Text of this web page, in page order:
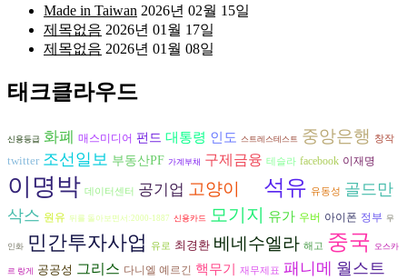
Made in Taiwan 2026년 02월 15일
제목없음 2026년 01월 17일
제목없음 2026년 01월 08일
태크클라우드
신용등급 화폐 매스미디어 펀드 대통령 인도 스트레스테스트 중앙은행 창작
twitter 조선일보 부동산PF 가계부채 구제금융 테슬라 facebook 이재명
이명박 데이터센터 공기업 고양이 석유 유동성 골드만
삭스 원유 뒤를 돌아보면서:2000-1887 신용카드 모기지 유가 우버 아이폰 정부 무
인화 민간투자사업 유로 최경환 베네수엘라 해고 중국 오스카
르 랑게 공공성 그리스 다니엘 예르긴 핵무기 재무제표 패니메 월스트